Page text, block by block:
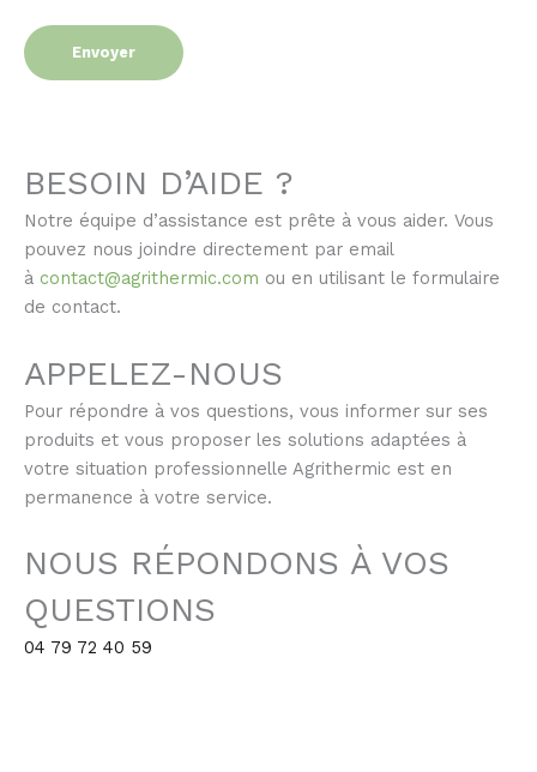
Envoyer
BESOIN D’AIDE ?
Notre équipe d’assistance est prête à vous aider. Vous
pouvez nous joindre directement par email
à contact@agrithermic.com ou en utilisant le formulaire
de contact.
APPELEZ-NOUS
Pour répondre à vos questions, vous informer sur ses
produits et vous proposer les solutions adaptées à
votre situation professionnelle Agrithermic est en
permanence à votre service.
NOUS RÉPONDONS À VOS
QUESTIONS
04 79 72 40 59